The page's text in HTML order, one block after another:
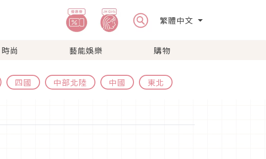
繁體中文
時尚 藝能娛樂 購物
四國 中部北陸 中國 東北